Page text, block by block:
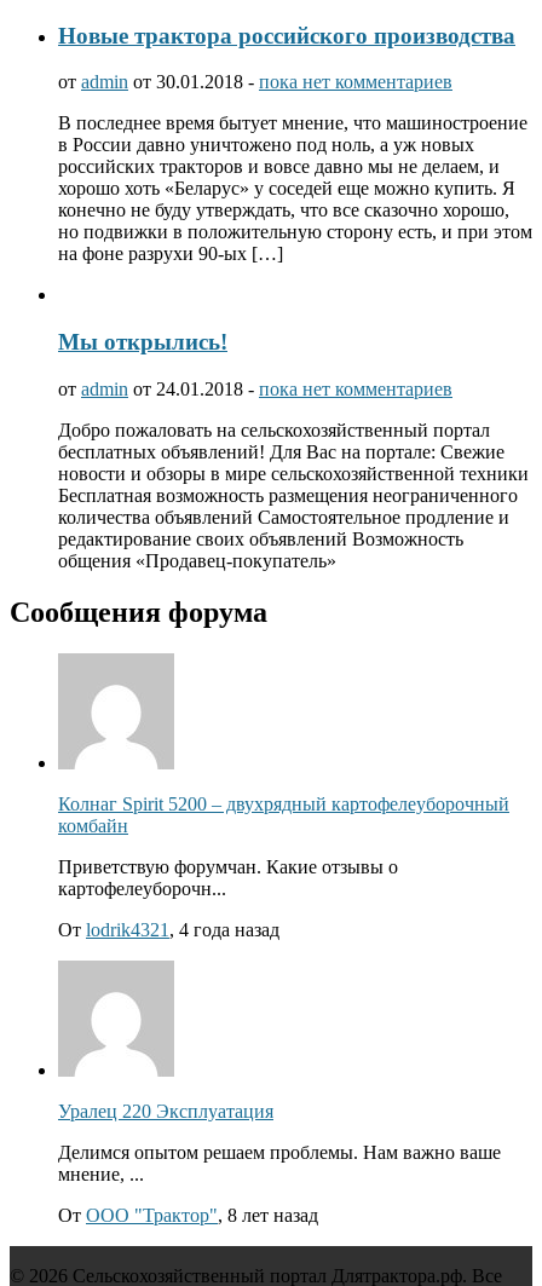
Новые трактора российского производства
от admin от 30.01.2018 - пока нет комментариев
В последнее время бытует мнение, что машиностроение
в России давно уничтожено под ноль, а уж новых
российских тракторов и вовсе давно мы не делаем, и
хорошо хоть «Беларус» у соседей еще можно купить. Я
конечно не буду утверждать, что все сказочно хорошо,
но подвижки в положительную сторону есть, и при этом
на фоне разрухи 90-ых […]
Мы открылись!
от admin от 24.01.2018 - пока нет комментариев
Добро пожаловать на сельскохозяйственный портал
бесплатных объявлений! Для Вас на портале: Свежие
новости и обзоры в мире сельскохозяйственной техники
Бесплатная возможность размещения неограниченного
количества объявлений Самостоятельное продление и
редактирование своих объявлений Возможность
общения «Продавец-покупатель»
Сообщения форума
Колнаг Spirit 5200 – двухрядный картофелеуборочный
комбайн
Приветствую форумчан. Какие отзывы о
картофелеуборочн...
От lodrik4321 , 4 года назад
Уралец 220 Эксплуатация
Делимся опытом решаем проблемы. Нам важно ваше
мнение, ...
От ООО "Трактор", 8 лет назад
© 2026 Сельскохозяйственный портал Длятрактора.рф. Все